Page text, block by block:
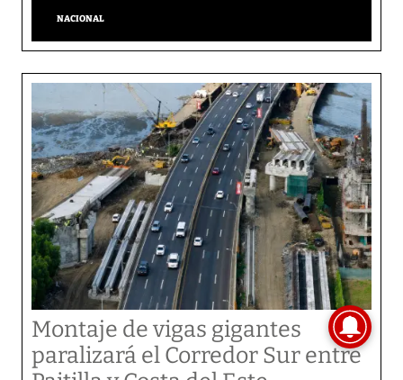
NACIONAL
Montaje de vigas gigantes
paralizará el Corredor Sur entre